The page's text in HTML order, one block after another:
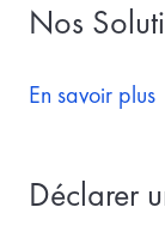
Nos
En savoir plus
Déclarer